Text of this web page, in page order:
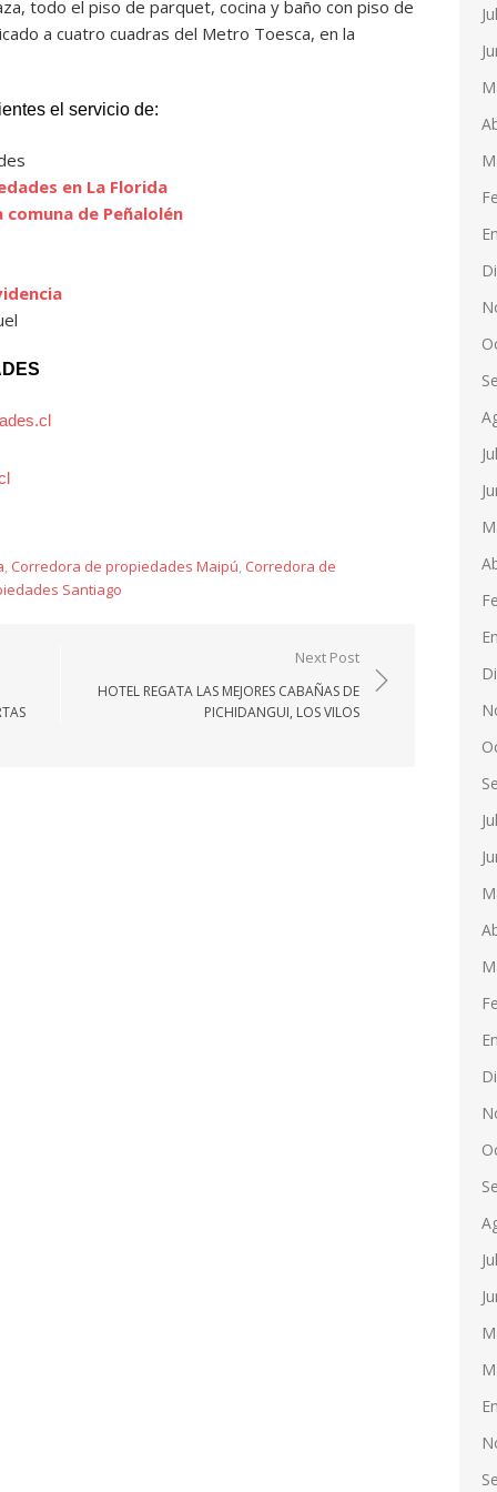
todo el piso de parquet, cocina y baño con piso de
a cuatro cuadras del Metro Toesca, en la
el servicio de:
en La Florida
de Peñalolén
, Corredora de propiedades Maipú, Corredora de
Santiago
Next Post
HOTEL REGATA LAS MEJORES CABAÑAS DE
PICHIDANGUI, LOS VILOS